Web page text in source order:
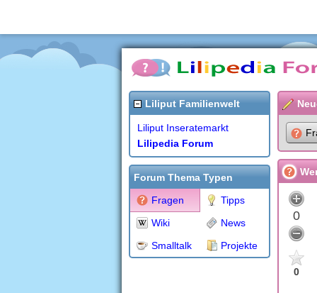
Liliput Familienwelt
Liliput Inseratemarkt
Lilipedia Forum
Forum Thema Typen
Fragen
Tipps
Wiki
News
Smalltalk
Projekte
0
0